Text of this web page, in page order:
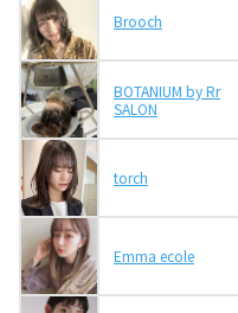
Brooch
BOTANIUM by Rr
SALON
torch
Emma ecole